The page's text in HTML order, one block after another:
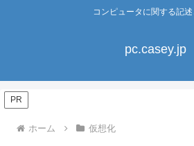
コンピュータに関する記
pc.casey.jp
PR
ホーム 仮想化